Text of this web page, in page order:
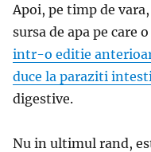
Apoi, pe timp de
sursa de apa pe care
intr-o editie
duce la paraziti
digestive.
Nu in ultimul rand,